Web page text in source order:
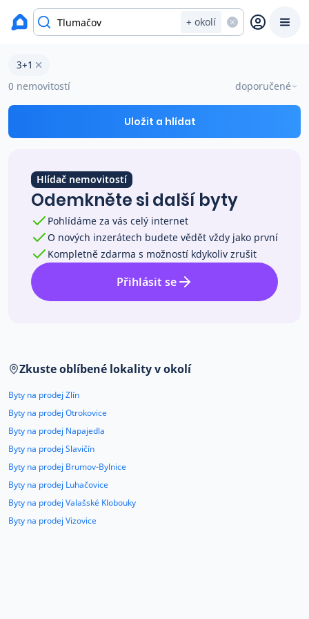
+ okolí
Prodat
Prodej s Reas.cz
Ceny prodaných nemovitostí
Okamžitý výkup
Přehled realitních makléřů
O nás
Kariéra
Kontakt
okres Zlín
Byty 3+1 na prodej Tlumačov
3+1
0 nemovitostí
doporučené
Uložit a hlídat
Hlídač nemovitostí
Odemkněte si další byty
Pohlídáme za vás celý internet
O nových inzerátech budete vědět vždy jako první
Kompletně zdarma s možností kdykoliv zrušit
Přihlásit se
Zkuste oblíbené lokality v okolí
Byty na prodej Zlín
Byty na prodej Otrokovice
Byty na prodej Napajedla
Byty na prodej Slavičín
Byty na prodej Brumov-Bylnice
Byty na prodej Luhačovice
Byty na prodej Valašské Klobouky
Byty na prodej Vizovice